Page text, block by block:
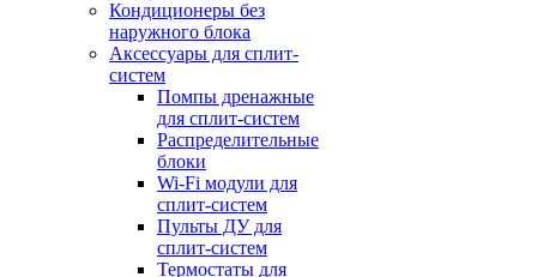
Кондиционеры без
наружного блока
Аксессуары для сплит-
систем
Помпы дренажные
для сплит-систем
Распределительные
блоки
Wi-Fi модули для
сплит-систем
Пульты ДУ для
сплит-систем
Термостаты для